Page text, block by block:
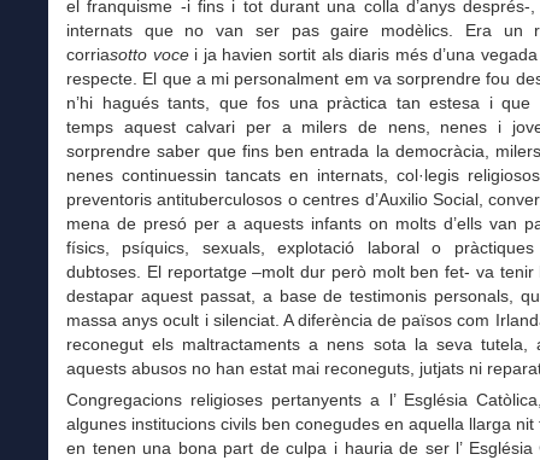
el franquisme -i fins i tot durant una colla d’anys després-
internats que no van ser pas gaire modèlics. Era un
corriasotto vocei ja havien sortit als diaris més d’una
respecte. El que a mi personalment em va sorprendre fou
n’hi hagués tants, que fos una pràctica tan estesa i que
temps aquest calvari per a milers de nens, nenes i
sorprendre saber que fins ben entrada la democràcia,
nenes continuessin tancats en internats, col·legis
preventoris antituberculosos o centres d’Auxilio Social,
mena de presó per a aquests infants on molts d’ells van
físics, psíquics, sexuals, explotació laboral o pràctiques
dubtoses. El reportatge –molt dur però molt ben fet- va tenir
destapar aquest passat, a base de testimonis personals,
massa anys ocult i silenciat. A diferència de països com
reconegut els maltractaments a nens sota la seva tutela,
aquests abusos no han estat mai reconeguts, jutjats ni
Congregacions religioses pertanyents a l’ Església
algunes institucions civils ben conegudes en aquella llarga nit
en tenen una bona part de culpa i hauria de ser l’ Església